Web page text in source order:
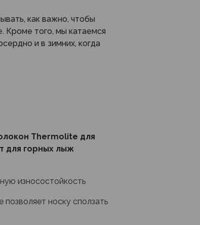
как важно, чтобы
Кроме того, мы катаемся
и в зимних, когда
любые швы, резинки
перегрев или
тонкие, чтобы
стопы и подошвы,
Thermolite для
для горных лыж
износостойкость
носку сползать